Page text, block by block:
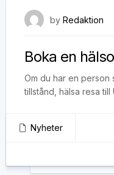
by Redaktion
Boka en
Om du har en person
tillstånd, hälsa resa till
Nyheter